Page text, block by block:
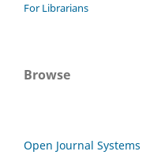
For Librarians
Browse
Open Journal Systems